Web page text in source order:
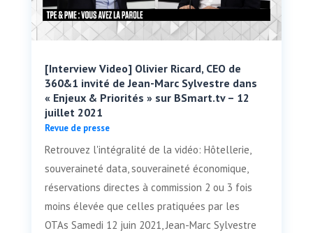
[Interview Video] Olivier Ricard, CEO de
360&1 invité de Jean-Marc Sylvestre dans
« Enjeux & Priorités » sur BSmart.tv – 12
juillet 2021
Revue de presse
Retrouvez l'intégralité de la vidéo: Hôtellerie,
souveraineté data, souveraineté économique,
réservations directes à commission 2 ou 3 fois
moins élevée que celles pratiquées par les
OTAs Samedi 12 juin 2021, Jean-Marc Sylvestre